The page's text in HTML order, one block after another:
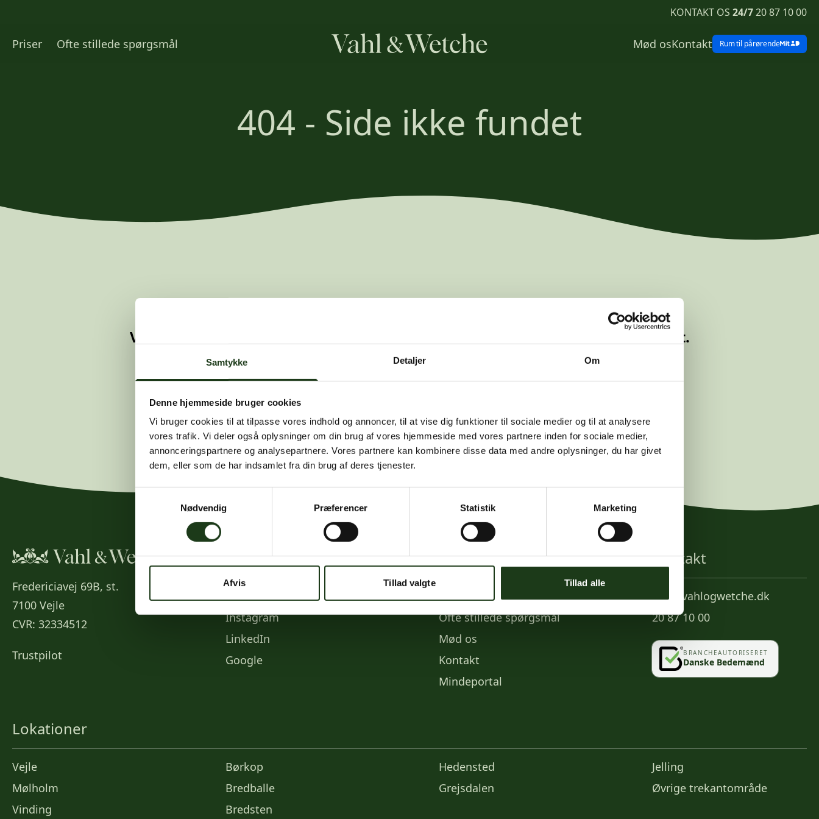
Samtykke Detaljer Om
Denne hjemmeside bruger cookies
Vi bruger cookies til at tilpasse vores indhold og annoncer, til at vise dig funktioner til sociale medier og til at analysere
vores trafik. Vi deler også oplysninger om din brug af vores hjemmeside med vores partnere inden for sociale medier,
annonceringspartnere og analysepartnere. Vores partnere kan kombinere disse data med andre oplysninger, du har givet
dem, eller som de har indsamlet fra din brug af deres tjenester.
Samtykkevalg
Nødvendig
Præferencer Statistik Marketing
Afvis Tillad valgte Tillad alle
KONTAKT OS 24/720 87 10 00
Priser Ofte stillede spørgsmål Mød osKontakt Rumtil pårørende
404 - Side ikke fundet
Vi kunne ikke finde den side, du leder efter. Den kan være flyttet eller slettet.
Hvis du mener, at dette er en fejl, kan du kontakte os på info@vahlogwetche.dk
Fredericiavej 69B, st.
7100 Vejle
CVR: 32334512
Trustpilot
Sociale medier
Facebook
Instagram
LinkedIn
Google
Links
Priser
Ofte stillede spørgsmål
Mød os
Kontakt
Mindeportal
Kontakt
info@vahlogwetche.dk
20 87 10 00
BRANCHEAUTORISERET
Danske Bedemænd
Lokationer
Vejle
Mølholm
Vinding
Børkop
Bredballe
Bredsten
Hedensted
Grejsdalen
Jelling
Øvrige trekantområde